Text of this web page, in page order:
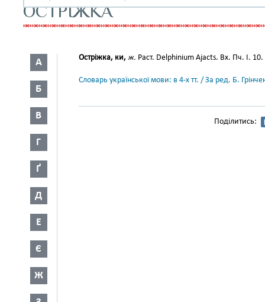
ОСТРІЖКА
А
Б
В
Г
Ґ
Д
Е
Є
Ж
Остріжка, ки, ж. Раст. Delphinium Ajacts. Вх. Пч. І. 10.
Словарь української мови: в 4-х тт. / За ред. Б.
Поділитись: